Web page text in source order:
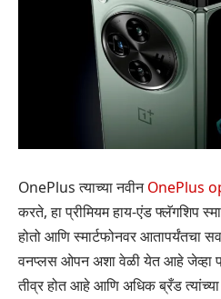
OnePlus त्याच्या नवीनOnePlus
करते, हा प्रीमियम हाय-एंड फ्लॅगशिप
होतो आणि स्मार्टफोनवर आतापर्यंतचा
वनप्लस ओपन अशा वेळी येत आहे जेव्हा
तीव्र होत आहे आणि अधिक ब्रँड